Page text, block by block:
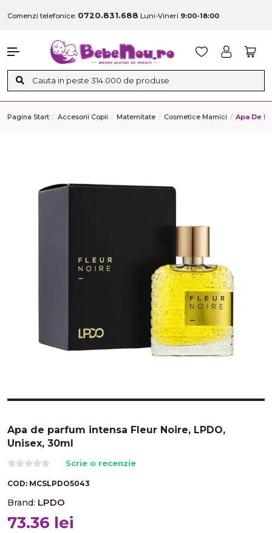
Comenzi telefonice: 0720.831.688 Luni-Vineri 9:00-18:00
Pagina Start Accesorii Copii Maternitate Cosmetice Mamici Apa De
Apa de parfum intensa Fleur Noire, LPDO,
Unisex, 30ml
Scrie o recenzie
COD: MCSLPDO5043
Brand: LPDO
73.36 lei